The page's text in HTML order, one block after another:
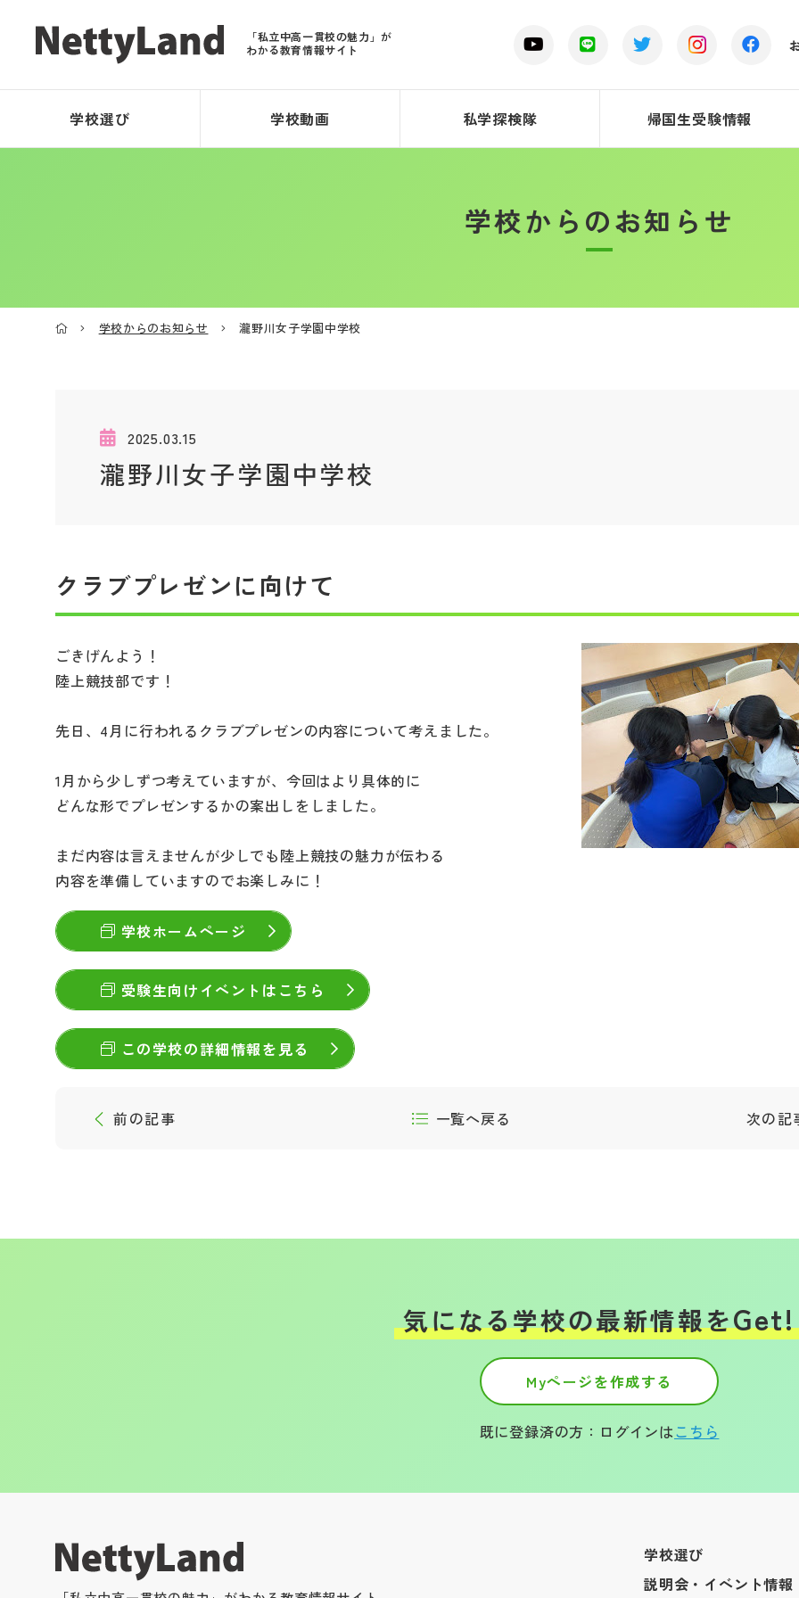
「私立中高一貫校の魅力」が
わかる教育情報サイト
学校選び 学校動画 私学探検隊 帰国生受験情報
学校からのお知らせ
学校からのお知らせ 瀧野川女子学園中学校
2025.03.15
瀧野川女子学園中学校
クラブプレゼンに向けて
ごきげんよう！
陸上競技部です！
先日、4月に行われるクラブプレゼンの内容について考えました。
1月から少しずつ考えていますが、今回はより具体的に
どんな形でプレゼンするかの案出しをしました。
まだ内容は言えませんが少しでも陸上競技の魅力が伝わる
内容を準備していますのでお楽しみに！
学校ホームページ
受験生向けイベントはこちら
この学校の詳細情報を見る
前の記事 一覧へ戻る 次の記
気になる学校の最新情報をGet!
Myページを作成する
既に登録済の方：ログインはこちら
学校選び
説明会・イベント情報